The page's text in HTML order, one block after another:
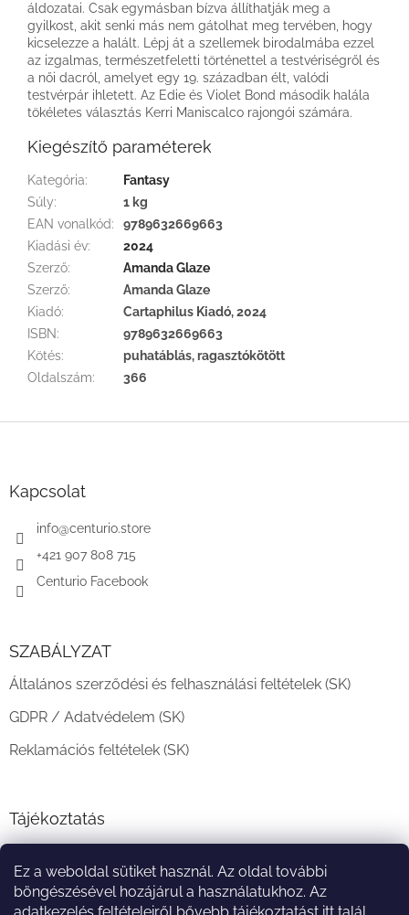
Ez a weboldal sütiket használ. Az oldal további
böngészésével hozájárul a használatukhoz. Az
áldozatai. Csak egymásban bízva állíthatják meg a
gyilkost, akit senki más nem gátolhat meg tervében, hogy
kicselezze a halált. Lépj át a szellemek birodalmába ezzel
az izgalmas, természetfeletti történettel a testvériségről és
a női dacról, amelyet egy 19. században élt, valódi
testvérpár ihletett. Az Edie és Violet Bond második halála
tökéletes választás Kerri Maniscalco rajongói számára.
Kiegészítő paraméterek
Kategória:
Fantasy
Súly:
1 kg
EAN vonalkód:
9789632669663
Kiadási év:
2024
Szerző:
Amanda Glaze
Szerző:
Amanda Glaze
Kiadó:
Cartaphilus Kiadó, 2024
ISBN:
9789632669663
Kötés:
puhatáblás, ragasztókötött
Oldalszám: 366
Kapcsolat
info@centurio.store
+421 907 808 715
Centurio Facebook
SZABÁLYZAT
Általános szerződési és felhasználási feltételek (SK)
GDPR / Adatvédelem (SK)
Reklamációs feltételek (SK)
Tájékoztatás
A vásárlás menete